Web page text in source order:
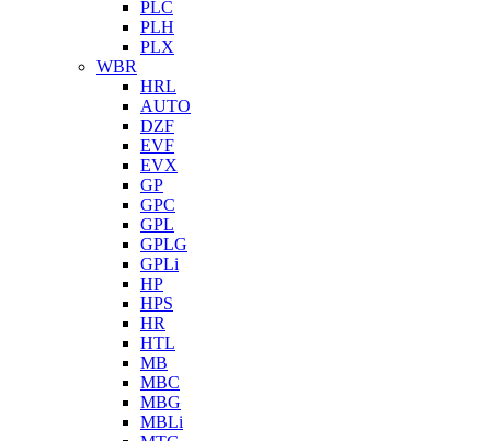
PLC
PLH
PLX
WBR
HRL
AUTO
DZF
EVF
EVX
GP
GPC
GPL
GPLG
GPLi
HP
HPS
HR
HTL
MB
MBC
MBG
MBLi